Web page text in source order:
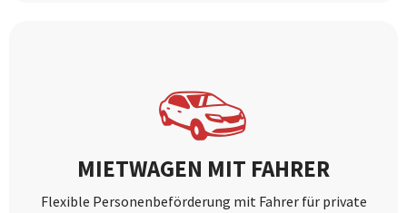
MIETWAGEN MIT FAHRER
Flexible Personenbeförderung mit Fahrer für private